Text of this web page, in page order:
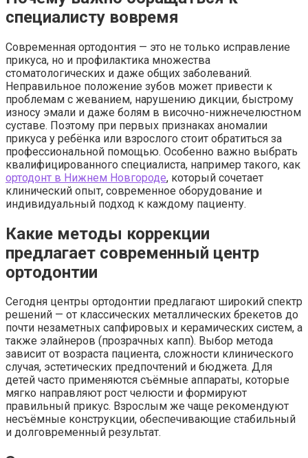
специалисту вовремя
Современная ортодонтия — это не только исправление
прикуса, но и профилактика множества
стоматологических и даже общих заболеваний.
Неправильное положение зубов может привести к
проблемам с жеванием, нарушению дикции, быстрому
износу эмали и даже болям в височно-нижнечелюстном
суставе. Поэтому при первых признаках аномалии
прикуса у ребёнка или взрослого стоит обратиться за
профессиональной помощью. Особенно важно выбрать
квалифицированного специалиста, например такого, как
ортодонт в Нижнем Новгороде, который сочетает
клинический опыт, современное оборудование и
индивидуальный подход к каждому пациенту.
Какие методы коррекции
предлагает современный центр
ортодонтии
Сегодня центры ортодонтии предлагают широкий спектр
решений — от классических металлических брекетов до
почти незаметных сапфировых и керамических систем, а
также элайнеров (прозрачных капп). Выбор метода
зависит от возраста пациента, сложности клинического
случая, эстетических предпочтений и бюджета. Для
детей часто применяются съёмные аппараты, которые
мягко направляют рост челюсти и формируют
правильный прикус. Взрослым же чаще рекомендуют
несъёмные конструкции, обеспечивающие стабильный
и долговременный результат.